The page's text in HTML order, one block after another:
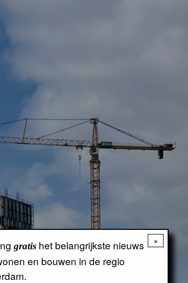
×
gratis het belangrijkste nieuws
en bouwen in de regio